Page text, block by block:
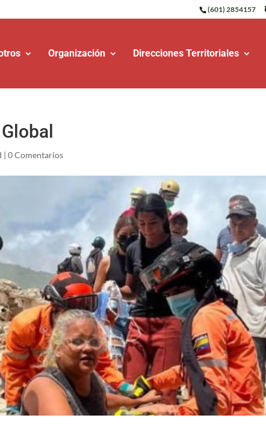
(601) 2854157
Organización Direcciones Territoriales
|0 Comentarios